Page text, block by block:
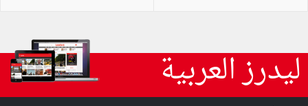
ليدرز العربية